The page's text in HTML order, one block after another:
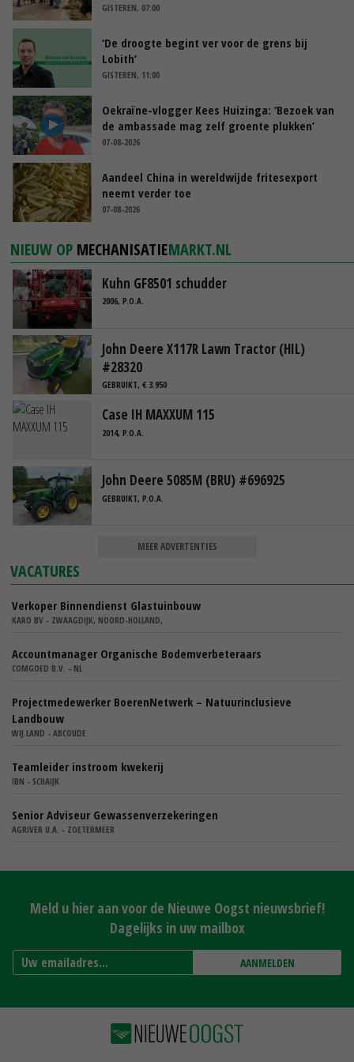
GISTEREN, 07:00
‘De droogte begint ver voor de grens bij
Lobith’
GISTEREN, 11:00
Oekraïne-vlogger Kees Huizinga: ‘Bezoek van
de ambassade mag zelf groente plukken’
07-08-2026
Aandeel China in wereldwijde fritesexport
neemt verder toe
07-08-2026
NIEUW OP MECHANISATIEMARKT.NL
Kuhn GF8501 schudder
2006, P.O.A.
John Deere X117R Lawn Tractor (HIL)
#28320
GEBRUIKT, € 3.950
Case IH MAXXUM 115
2014, P.O.A.
John Deere 5085M (BRU) #696925
GEBRUIKT, P.O.A.
MEER ADVERTENTIES
VACATURES
Verkoper Binnendienst Glastuinbouw
KARO BV - ZWAAGDIJK, NOORD-HOLLAND,
Accountmanager Organische Bodemverbeteraars
COMGOED B.V. - NL
Projectmedewerker BoerenNetwerk – Natuurinclusieve
Landbouw
WIJ.LAND - ABCOUDE
Teamleider instroom kwekerij
IBN - SCHAIJK
Senior Adviseur Gewassenverzekeringen
AGRIVER U.A. - ZOETERMEER
Meld u hier aan voor de Nieuwe Oogst nieuwsbrief!
Dagelijks in uw mailbox
AANMELDEN